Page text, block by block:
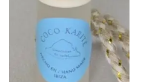
lista de
deseos